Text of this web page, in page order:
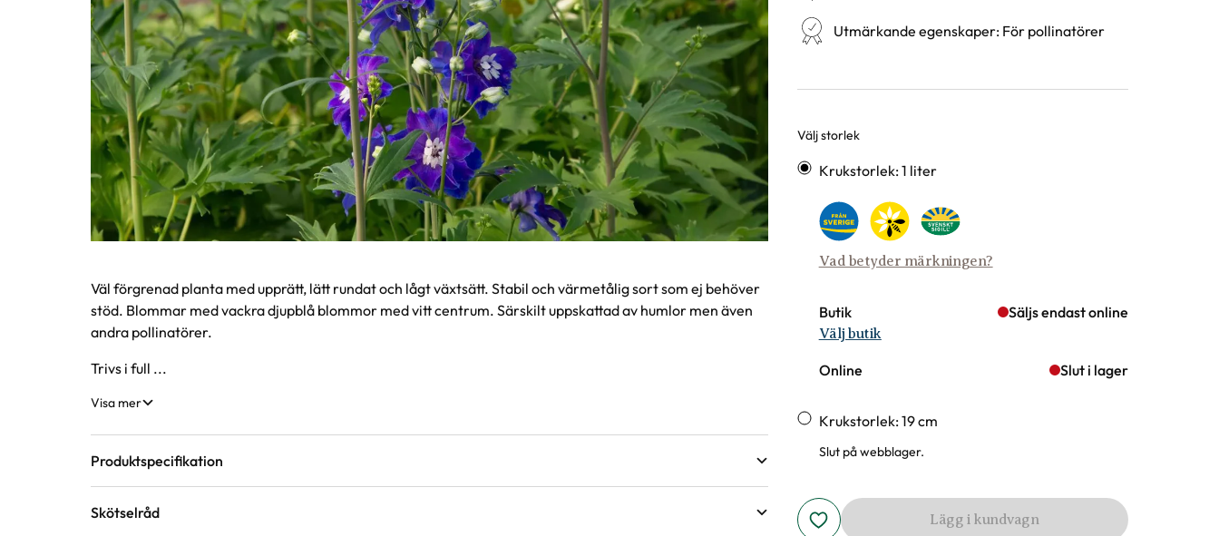
Utmärkande egenskaper: För pollinatörer
Välj storlek
Varianter
Krukstorlek: 1 liter
Vad betyder märkningen?
Butik Säljs endast online
Välj butik
Online Slut i lager
Krukstorlek: 19 cm
Slut på webblager.
Lägg i kundvagn
Produktinformation
Väl förgrenad planta med upprätt, lätt rundat och lågt växtsätt. Stabil och värmetålig sort som ej behöver
stöd. Blommar med vackra djupblå blommor med vitt centrum. Särskilt uppskattad av humlor men även
andra pollinatörer.
Trivs i full ...
Visa mer
Produktspecifikation
Krukstorlek
Skötselråd